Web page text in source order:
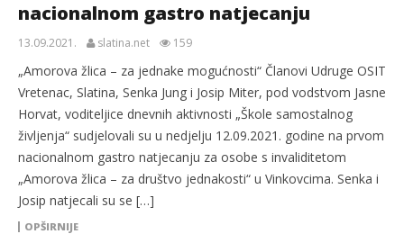
nacionalnom gastro natjecanju
13.09.2021. slatina.net 159
„Amorova žlica – za jednake mogućnosti“ Članovi Udruge OSIT
Vretenac, Slatina, Senka Jung i Josip Miter, pod vodstvom Jasne
Horvat, voditeljice dnevnih aktivnosti „Škole samostalnog
življenja“ sudjelovali su u nedjelju 12.09.2021. godine na prvom
nacionalnom gastro natjecanju za osobe s invaliditetom
„Amorova žlica – za društvo jednakosti“ u Vinkovcima. Senka i
Josip natjecali su se […]
OPŠIRNIJE